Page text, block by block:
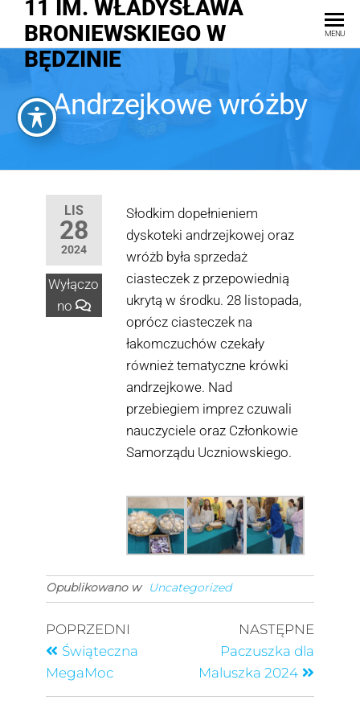
11 IM. WŁADYSŁAWA
BRONIEWSKIEGO W
BĘDZINIE
MENU
Andrzejkowe wróżby
LIS
28
2024
Wyłączo
no
Słodkim dopełnieniem
dyskoteki andrzejkowej oraz
wróżb była sprzedaż
ciasteczek z przepowiednią
ukrytą w środku. 28 listopada,
oprócz ciasteczek na
łakomczuchów czekały
również tematyczne krówki
andrzejkowe. Nad
przebiegiem imprez czuwali
nauczyciele oraz Członkowie
Samorządu Uczniowskiego.
Opublikowano w Uncategorized
POPRZEDNI
Świąteczna
MegaMoc
NASTĘPNE
Paczuszka dla
Maluszka 2024